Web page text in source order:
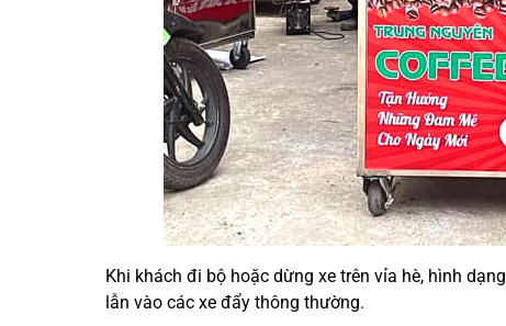
Khi khách đi bộ hoặc dừng xe trên vỉa hè, hình
lẫn vào các xe đẩy thông thường.